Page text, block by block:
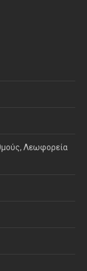
Λεωφορεία